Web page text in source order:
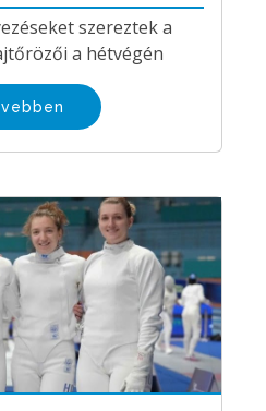
szereztek a
a hétvégén